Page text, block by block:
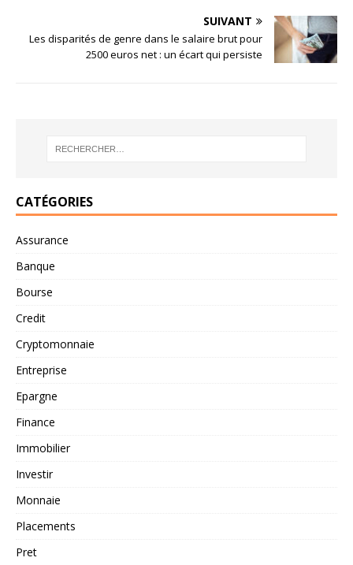
SUIVANT
Les disparités de genre dans le salaire brut pour
2500 euros net : un écart qui persiste
CATÉGORIES
Assurance
Banque
Bourse
Credit
Cryptomonnaie
Entreprise
Epargne
Finance
Immobilier
Investir
Monnaie
Placements
Pret